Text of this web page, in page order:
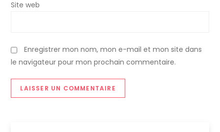
Site web
Enregistrer mon nom, mon e-mail et mon site dans
le navigateur pour mon prochain commentaire.